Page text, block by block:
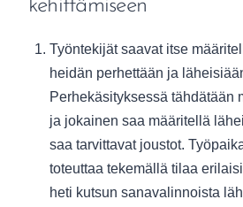
kehittämiseen
Työntekijät saavat itse
heidän perhettään ja
Perhekäsityksessä tähdätään
ja jokainen saa määritellä
saa tarvittavat joustot.
toteuttaa tekemällä tilaa
heti kutsun sanavalinnoista